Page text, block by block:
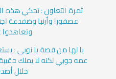
ثمرة التعاون : تحكي
عصفورا وأرنبا وضفدعة
وتعاهدوا
يا لها من قصة يا نوبي :
عمه جوبي لكنه لا يملك
خلال